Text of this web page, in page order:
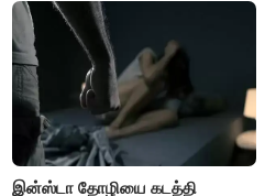
இன்ஸ்டா தோழியை கடத்தி